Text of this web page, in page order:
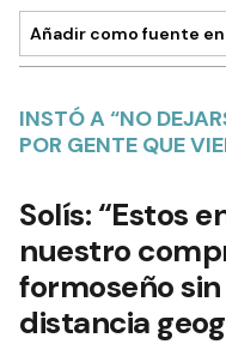
Añadir como fuente en
INSTÓ A “NO
POR GENTE QUE
Solís: “Estos
nuestro
formoseño
distancia